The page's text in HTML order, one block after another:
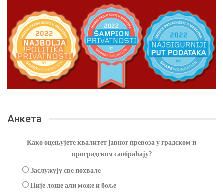
Анкета
Како оцењујете квалитет јавног превоза у градском и
приградском саобраћају?
Заслужују све похвале
Није лоше али може и боље